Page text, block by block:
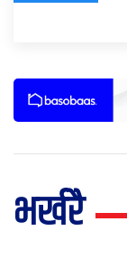
भर्खरै